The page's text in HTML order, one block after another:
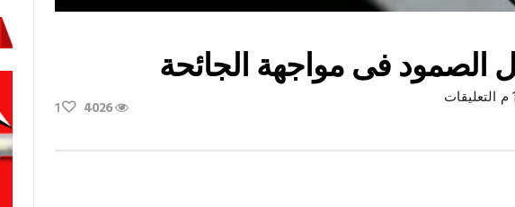
الصمود فى مواجهة الجائحة
التعليقات
فى
4026
1